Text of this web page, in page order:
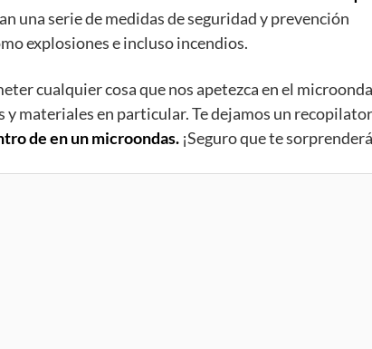
una serie de medidas de seguridad y prevención
explosiones e incluso incendios.
cualquier cosa que nos apetezca en el
y materiales en particular. Te dejamos un
de en un microondas. ¡Seguro que te